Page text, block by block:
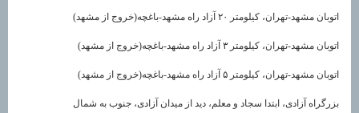
اتوبان مشهد-تهران، کیلومتر ۲۰ آزاد راه مشهد-باغچه(خروج از مشهد)
اتوبان مشهد-تهران، کیلومتر ۳ آزاد راه مشهد-باغچه(خروج از مشهد)
اتوبان مشهد-تهران، کیلومتر ۵ آزاد راه مشهد-باغچه(خروج از مشهد)
بزرگراه آزادی، ابتدا سجاد و معلم، دید از میدان آزادی، جنوب به شمال